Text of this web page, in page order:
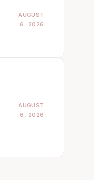
AUGUST
6, 2026
AUGUST
6, 2026